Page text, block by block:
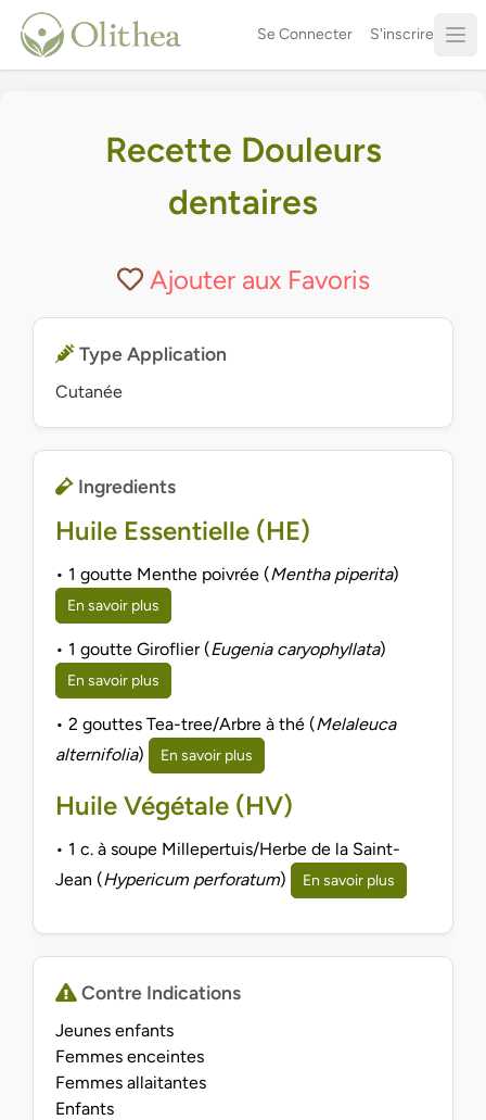
Se Connecter S'inscrire
Recette Douleurs
dentaires
Ajouter aux Favoris
Type Application
Cutanée
Ingredients
Huile Essentielle (HE)
• 1 goutte Menthe poivrée (Mentha piperita)
En savoir plus
• 1 goutte Giroflier (Eugenia caryophyllata)
En savoir plus
• 2 gouttes Tea-tree/Arbre à thé (Melaleuca
alternifolia) En savoir plus
Huile Végétale (HV)
• 1 c. à soupe Millepertuis/Herbe de la Saint-
Jean (Hypericum perforatum) En savoir plus
Contre Indications
Jeunes enfants
Femmes enceintes
Femmes allaitantes
Enfants